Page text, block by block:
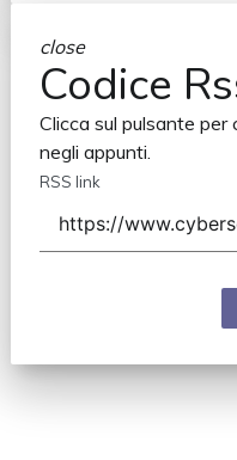
close
Codice
Clicca sul pulsante per
negli appunti.
RSS link